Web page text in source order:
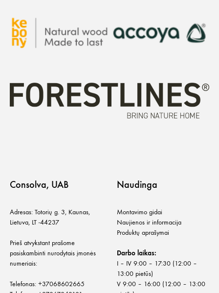
Consolva, UAB
Adresas: Totorių g. 3, Kaunas,
Lietuva, LT -44237
Prieš atvykstant prašome
pasiskambinti nurodytais įmonės
numeriais:
Telefonas: +37068602665
Naudinga
Montavimo gidai
Naujienos ir informacija
Produktų aprašymai
Darbo laikas:
I – IV 9:00 – 17:30 (12:00 –
13:00 pietūs)
V 9:00 – 16:00 (12:00 – 13:00